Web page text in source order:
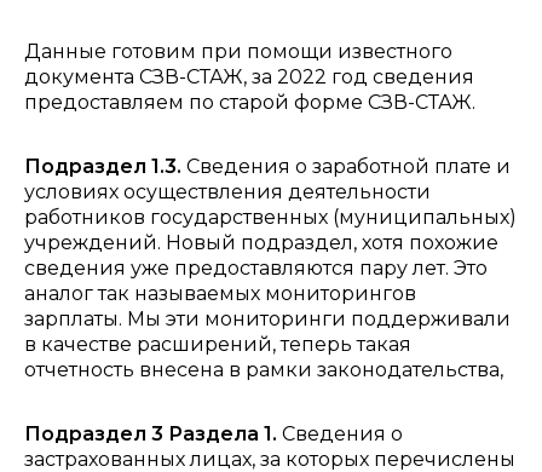
Данные готовим при помощи известного
документа СЗВ-СТАЖ, за 2022 год сведения
предоставляем по старой форме СЗВ-СТАЖ.
Подраздел 1.3. Сведения о заработной плате и
условиях осуществления деятельности
работников государственных (муниципальных)
учреждений. Новый подраздел, хотя похожие
сведения уже предоставляются пару лет. Это
аналог так называемых мониторингов
зарплаты. Мы эти мониторинги поддерживали
в качестве расширений, теперь такая
отчетность внесена в рамки законодательства,
Подраздел 3 Раздела 1. Сведения о
застрахованных лицах, за которых перечислены